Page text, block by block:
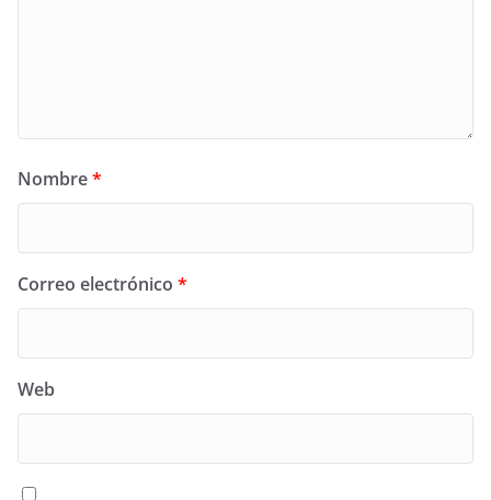
Nombre*
Correo electrónico *
Web